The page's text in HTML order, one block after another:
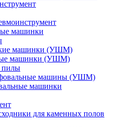
машинки
машинки (УШМ)
машинки (УШМ)
пилы
машины (УШМ)
машинки
для каменных полов